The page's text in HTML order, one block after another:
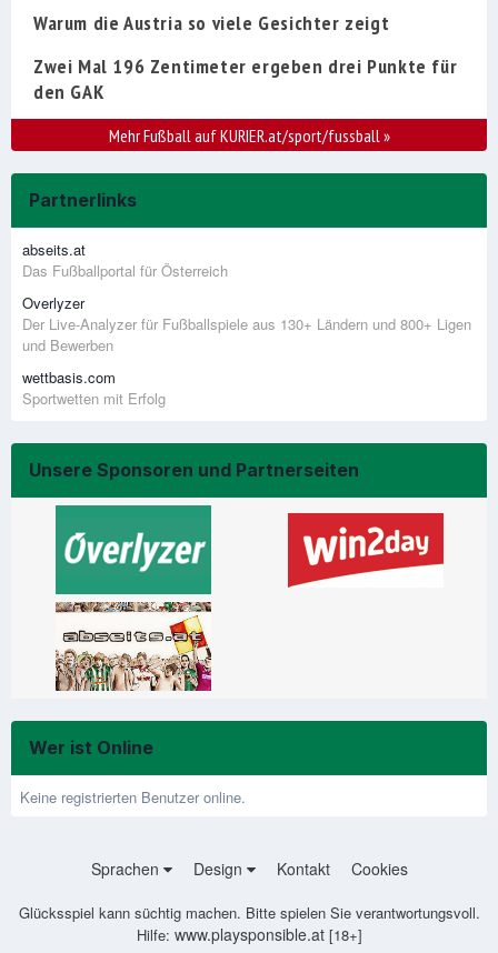
Warum die Austria so viele Gesichter zeigt
Zwei Mal 196 Zentimeter ergeben drei Punkte für
den GAK
Mehr Fußball auf KURIER.at/sport/fussball»
Partnerlinks
abseits.at
Das Fußballportal für Österreich
Overlyzer
Der Live-Analyzer für Fußballspiele aus 130+ Ländern und 800+ Ligen
und Bewerben
wettbasis.com
Sportwetten mit Erfolg
Unsere Sponsoren und Partnerseiten
Wer ist Online
Keine registrierten Benutzer online.
Sprachen Design Kontakt Cookies
Glücksspiel kann süchtig machen. Bitte spielen Sie verantwortungsvoll.
Hilfe: www.playsponsible.at[18+]